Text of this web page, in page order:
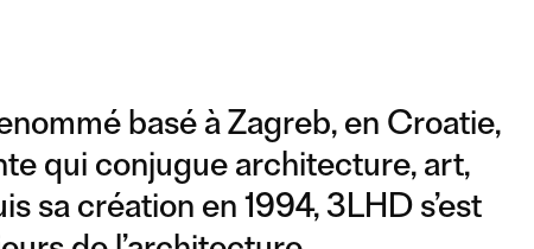
basé à Zagreb, en Croatie,
qui conjugue architecture, art,
sa création en 1994, 3LHD s’est